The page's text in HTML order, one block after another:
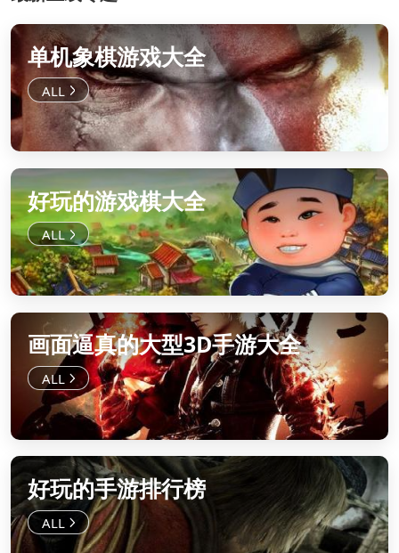
单机象棋游戏大全
好玩的游戏棋大全
画面逼真的大型3D手游大全
好玩的手游排行榜